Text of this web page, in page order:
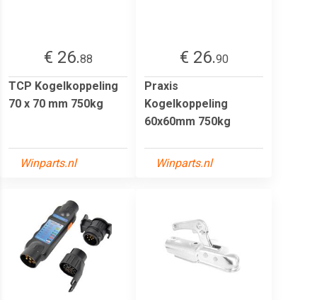
€ 26.88
TCP Kogelkoppeling
70 x 70 mm 750kg
Winparts.nl
€ 26.90
Praxis
Kogelkoppeling
60x60mm 750kg
Winparts.nl